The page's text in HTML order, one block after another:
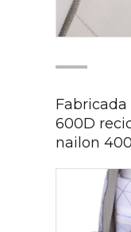
600D
nailon